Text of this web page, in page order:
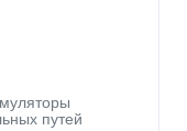
путей